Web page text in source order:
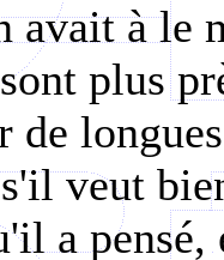
avait à
plus
de
veut
a